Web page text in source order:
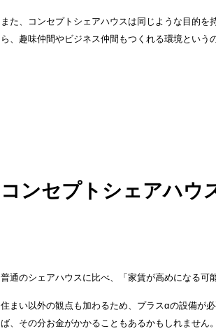
また、コンセプトシェアハウスは同じような目的
ら、趣味仲間やビジネス仲間もつくれる環境という
コンセプトシェアハウ
普通のシェアハウスに比べ、「家賃が高めになる可
住まい以外の観点も加わるため、プラスαの設備が
ば、その分お金がかかることもあるかもしれません。